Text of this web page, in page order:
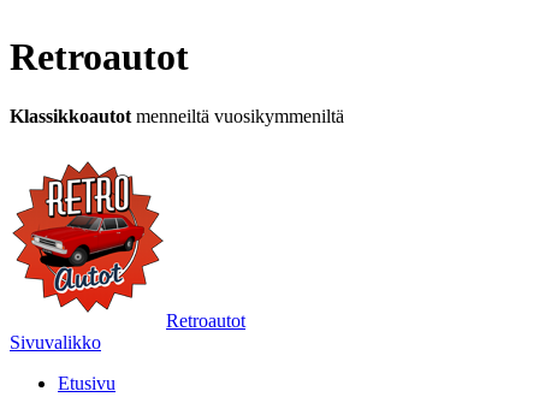
Retroautot
Klassikkoautot menneiltä vuosikymmeniltä
Retroautot
Sivuvalikko
Etusivu